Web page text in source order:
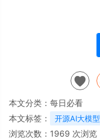
本文分类： 每日必看
本文标签：
开源AI大模型
浏览次数： 1969 次浏览